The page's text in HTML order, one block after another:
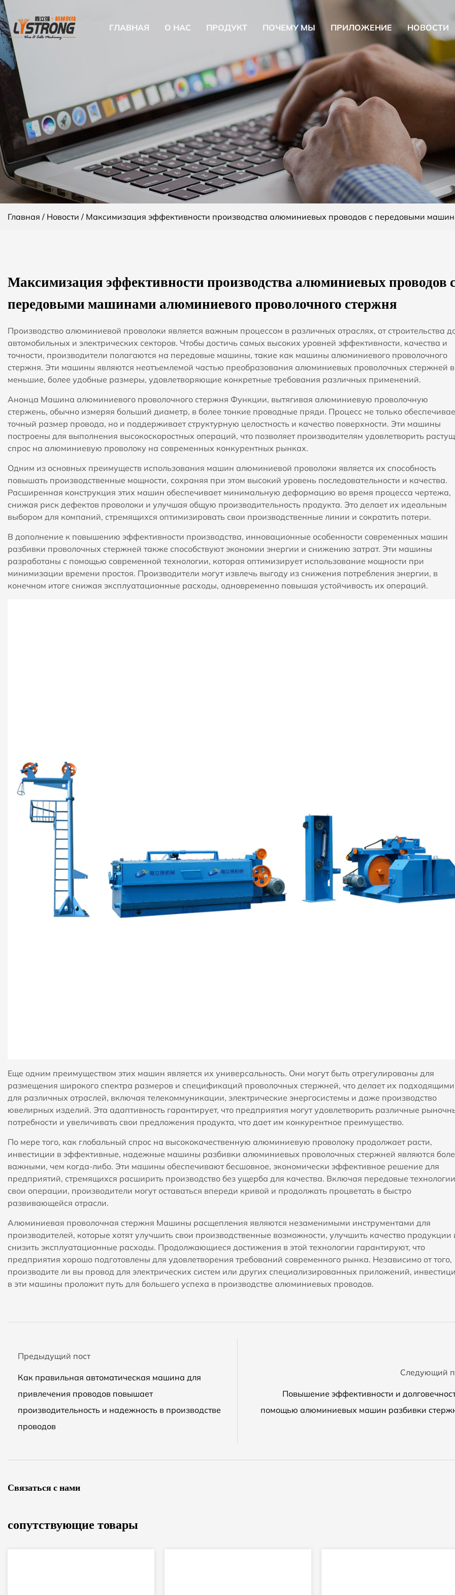
ГЛАВНАЯ О НАС ПРОДУКТ ПОЧЕМУ МЫ ПРИЛОЖЕНИЕ НОВОСТИ
Главная / Новости / Максимизация эффективности производства алюминиевых проводов с передовыми
Максимизация эффективности производства алюминиевых проводов
передовыми машинами алюминиевого проволочного стержня
Производство алюминиевой проволоки является важным процессом в различных отраслях, от строительства
автомобильных и электрических секторов. Чтобы достичь самых высоких уровней эффективности, качества и
точности, производители полагаются на передовые машины, такие как машины алюминиевого проволочного
стержня. Эти машины являются неотъемлемой частью преобразования алюминиевых проволочных стержней в
меньшие, более удобные размеры, удовлетворяющие конкретные требования различных применений.
Анонца Машина алюминиевого проволочного стержня Функции, вытягивая алюминиевую проволочную
стержень, обычно измеряя больший диаметр, в более тонкие проводные пряди. Процесс не только
точный размер провода, но и поддерживает структурную целостность и качество поверхности. Эти машины
построены для выполнения высокоскоростных операций, что позволяет производителям удовлетворить
спрос на алюминиевую проволоку на современных конкурентных рынках.
Одним из основных преимуществ использования машин алюминиевой проволоки является их способность
повышать производственные мощности, сохраняя при этом высокий уровень последовательности и качества.
Расширенная конструкция этих машин обеспечивает минимальную деформацию во время процесса чертежа,
снижая риск дефектов проволоки и улучшая общую производительность продукта. Это делает их идеальным
выбором для компаний, стремящихся оптимизировать свои производственные линии и сократить потери.
В дополнение к повышению эффективности производства, инновационные особенности современных машин
разбивки проволочных стержней также способствуют экономии энергии и снижению затрат. Эти машины
разработаны с помощью современной технологии, которая оптимизирует использование мощности при
минимизации времени простоя. Производители могут извлечь выгоду из снижения потребления энергии, в
конечном итоге снижая эксплуатационные расходы, одновременно повышая устойчивость их операций.
Еще одним преимуществом этих машин является их универсальность. Они могут быть отрегулированы для
размещения широкого спектра размеров и спецификаций проволочных стержней, что делает их подходящими
для различных отраслей, включая телекоммуникации, электрические энергосистемы и даже производство
ювелирных изделий. Эта адаптивность гарантирует, что предприятия могут удовлетворить различные
потребности и увеличивать свои предложения продукта, что дает им конкурентное преимущество.
По мере того, как глобальный спрос на высококачественную алюминиевую проволоку продолжает расти,
инвестиции в эффективные, надежные машины разбивки алюминиевых проволочных стержней являются
важными, чем когда-либо. Эти машины обеспечивают бесшовное, экономически эффективное решение для
предприятий, стремящихся расширить производство без ущерба для качества. Включая передовые
свои операции, производители могут оставаться впереди кривой и продолжать процветать в быстро
развивающейся отрасли.
Алюминиевая проволочная стержня Машины расщепления являются незаменимыми инструментами для
производителей, которые хотят улучшить свои производственные возможности, улучшить качество продукции
снизить эксплуатационные расходы. Продолжающиеся достижения в этой технологии гарантируют, что
предприятия хорошо подготовлены для удовлетворения требований современного рынка. Независимо от того,
производите ли вы провод для электрических систем или других специализированных приложений,
в эти машины проложит путь для большего успеха в производстве алюминиевых проводов.
Предыдущий пост
Как правильная автоматическая машина для
привлечения проводов повышает
производительность и надежность в производстве
проводов
Следующий
Повышение эффективности и
помощью алюминиевых машин разбивки
Связаться с нами
сопутствующие товары